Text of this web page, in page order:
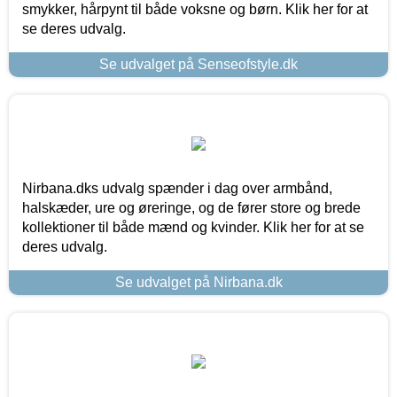
smykker, hårpynt til både voksne og børn. Klik her for at
se deres udvalg.
Se udvalget på Senseofstyle.dk
Nirbana.dks udvalg spænder i dag over armbånd,
halskæder, ure og øreringe, og de fører store og brede
kollektioner til både mænd og kvinder. Klik her for at se
deres udvalg.
Se udvalget på Nirbana.dk